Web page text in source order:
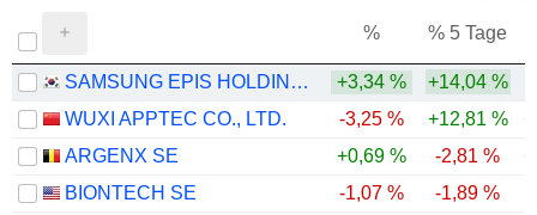
% % 5 Tage
SAMSUNG EPIS HOLDINGS CO., LTD. +3,34 %
+14,04 %
WUXI APPTEC CO., LTD.
-3,25 % +12,81 %
ARGENX SE
+0,69 % -2,81 %
BIONTECH SE
-1,07 % -1,89 %